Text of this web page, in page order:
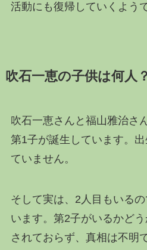
活動にも復帰していくよう
吹石一恵の子供は何人？
吹石一恵さんと福山雅治さ
第1子が誕生しています。
ていません。
そして実は、2人目もいる
います。第2子がいるかど
されておらず、真相は不明